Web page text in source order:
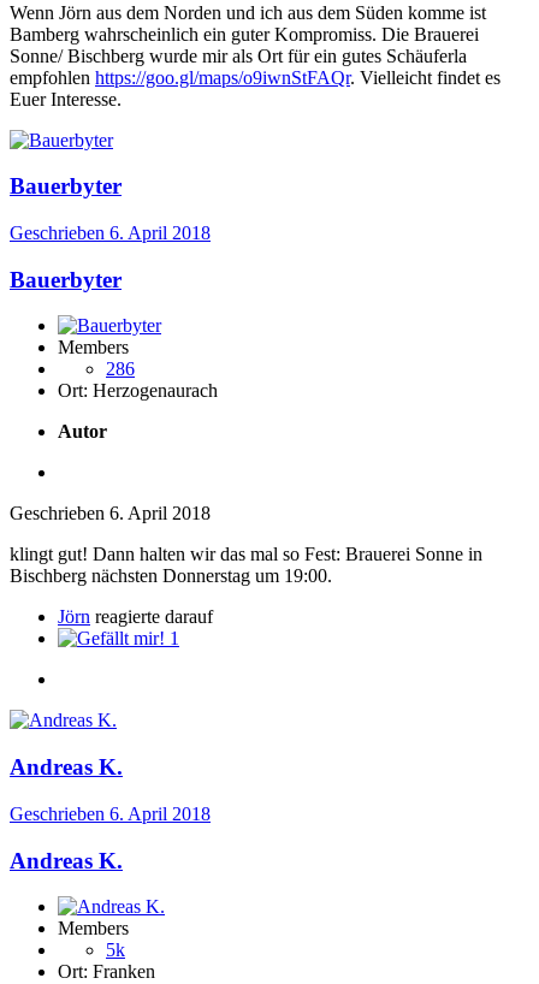
Wenn Jörn aus dem Norden und ich aus dem Süden komme ist
Bamberg wahrscheinlich ein guter Kompromiss. Die Brauerei
Sonne/ Bischberg wurde mir als Ort für ein gutes Schäuferla
empfohlen https://goo.gl/maps/o9iwnStFAQr. Vielleicht findet es
Euer Interesse.
Bauerbyter
Geschrieben 6. April 2018
Bauerbyter
Members
286
Ort: Herzogenaurach
Autor
Geschrieben 6. April 2018
klingt gut! Dann halten wir das mal so Fest: Brauerei Sonne in
Bischberg nächsten Donnerstag um 19:00.
Jörn reagierte darauf
1
Andreas K.
Geschrieben 6. April 2018
Andreas K.
Members
5k
Ort: Franken